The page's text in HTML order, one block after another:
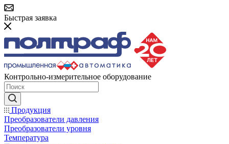
Быстрая заявка
Контрольно-измерительное оборудование
Продукция
Преобразователи давления
Преобразователи уровня
Температура